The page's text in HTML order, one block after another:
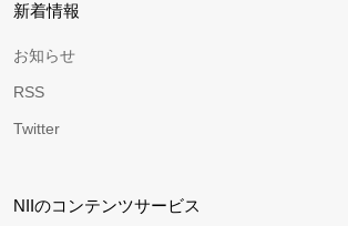
新着情報
お知らせ
RSS
Twitter
NIIのコンテンツサービス